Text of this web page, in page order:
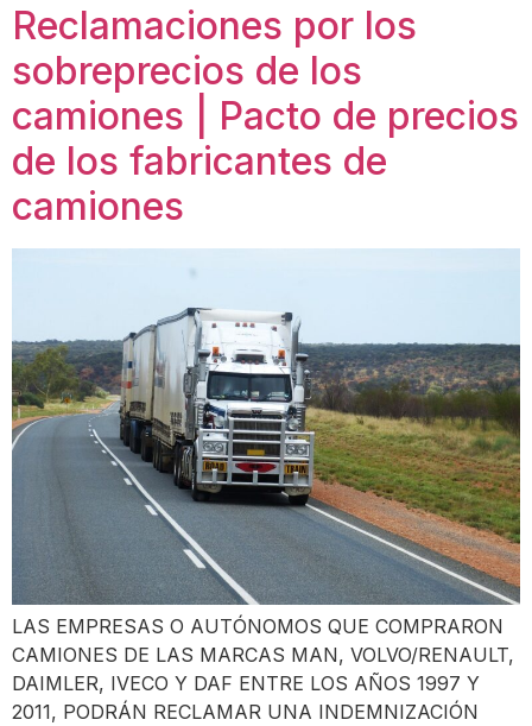
Reclamaciones por los
sobreprecios de los
camiones | Pacto de precios
de los fabricantes de
camiones
LAS EMPRESAS O AUTÓNOMOS QUE COMPRARON
CAMIONES DE LAS MARCAS MAN, VOLVO/RENAULT,
DAIMLER, IVECO Y DAF ENTRE LOS AÑOS 1997 Y
2011, PODRÁN RECLAMAR UNA INDEMNIZACIÓN